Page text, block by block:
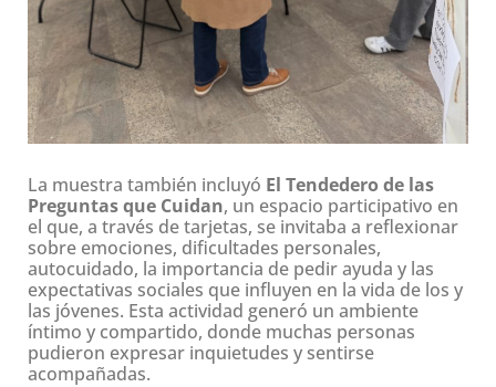
La muestra también incluyó El Tendedero de las
Preguntas que Cuidan, un espacio participativo en
el que, a través de tarjetas, se invitaba a reflexionar
sobre emociones, dificultades personales,
autocuidado, la importancia de pedir ayuda y las
expectativas sociales que influyen en la vida de los y
las jóvenes. Esta actividad generó un ambiente
íntimo y compartido, donde muchas personas
pudieron expresar inquietudes y sentirse
acompañadas.